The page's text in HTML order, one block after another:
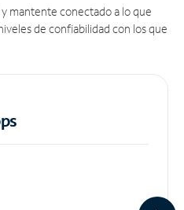
mantente conectado a lo que
de confiabilidad con los que